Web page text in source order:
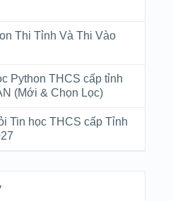
Thi Tỉnh Và Thi Vào
Python THCS cấp tỉnh
(Mới & Chọn Lọc)
Tin học THCS cấp Tỉnh